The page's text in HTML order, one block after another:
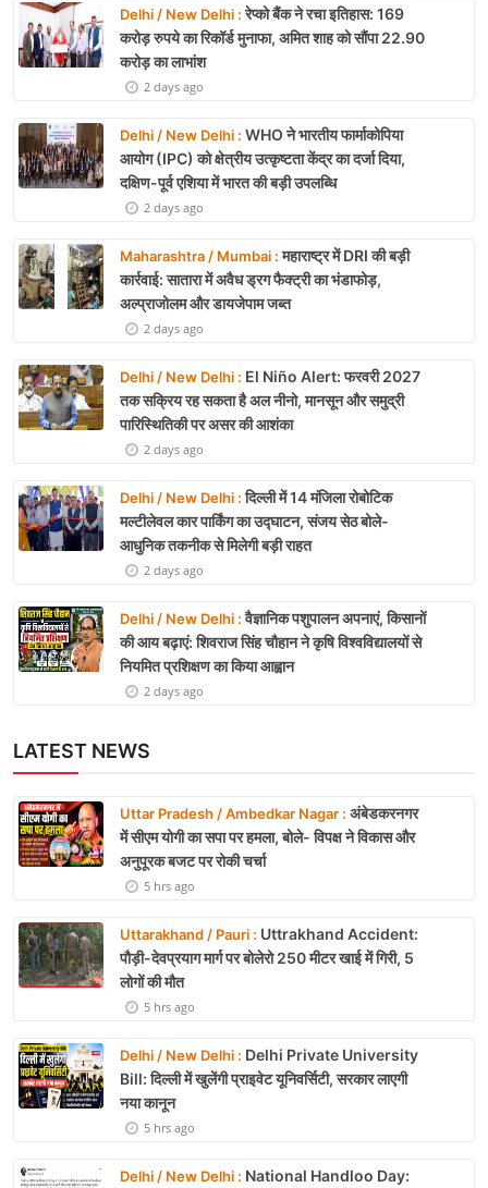
Delhi / New Delhi :रेप्को बैंक ने रचा इतिहास: 169
करोड़ रुपये का रिकॉर्ड मुनाफा, अमित शाह को सौंपा 22.90
करोड़ का लाभांश
2 days ago
Delhi / New Delhi : WHO ने भारतीय फार्माकोपिया
आयोग (IPC) को क्षेत्रीय उत्कृष्टता केंद्र का दर्जा दिया,
दक्षिण-पूर्व एशिया में भारत की बड़ी उपलब्धि
2 days ago
Maharashtra / Mumbai :महाराष्ट्र में DRI की बड़ी
कार्रवाई: सातारा में अवैध ड्रग फैक्ट्री का भंडाफोड़,
अल्प्राजोलम और डायजेपाम जब्त
2 days ago
Delhi / New Delhi : El Niño Alert: फरवरी 2027
तक सक्रिय रह सकता है अल नीनो, मानसून और समुद्री
पारिस्थितिकी पर असर की आशंका
2 days ago
Delhi / New Delhi :दिल्ली में 14 मंजिला रोबोटिक
मल्टीलेवल कार पार्किंग का उद्घाटन, संजय सेठ बोले-
आधुनिक तकनीक से मिलेगी बड़ी राहत
2 days ago
Delhi / New Delhi :वैज्ञानिक पशुपालन अपनाएं, किसानों
की आय बढ़ाएं: शिवराज सिंह चौहान ने कृषि विश्वविद्यालयों से
नियमित प्रशिक्षण का किया आह्वान
2 days ago
LATEST NEWS
Uttar Pradesh / Ambedkar Nagar : अंबेडकरनगर
में सीएम योगी का सपा पर हमला, बोले- विपक्ष ने विकास और
अनुपूरक बजट पर रोकी चर्चा
5 hrs ago
Uttarakhand / Pauri : Uttrakhand Accident:
पौड़ी-देवप्रयाग मार्ग पर बोलेरो 250 मीटर खाई में गिरी, 5
लोगों की मौत
5 hrs ago
Delhi / New Delhi : Delhi Private University
Bill: दिल्ली में खुलेंगी प्राइवेट यूनिवर्सिटी, सरकार लाएगी
नया कानून
5 hrs ago
Delhi / New Delhi : National Handloo Day: